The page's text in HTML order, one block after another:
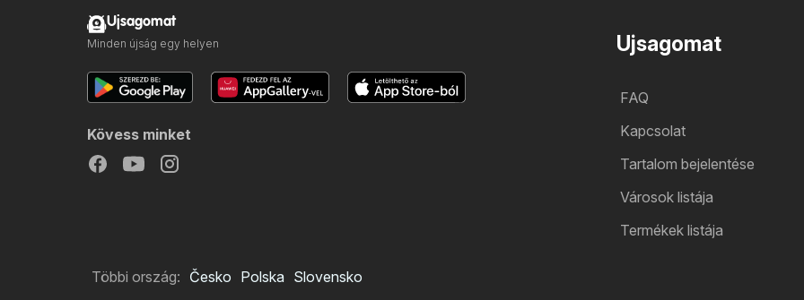
Ujsagomat
FAQ
Kapcsolat
Tartalom bejelentése
Városok listája
Termékek listája
Ujsagomat
Minden újság egy helyen
Kövess minket
Többi ország: Česko Polska Slovensko